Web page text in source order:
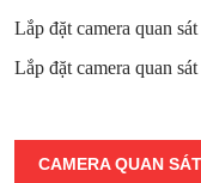
Lắp đặt camera quan
Lắp đặt camera quan
CAMERA QUAN SÁT